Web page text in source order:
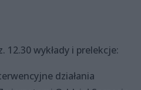
12.30 wykłady i prelekcje:
działania